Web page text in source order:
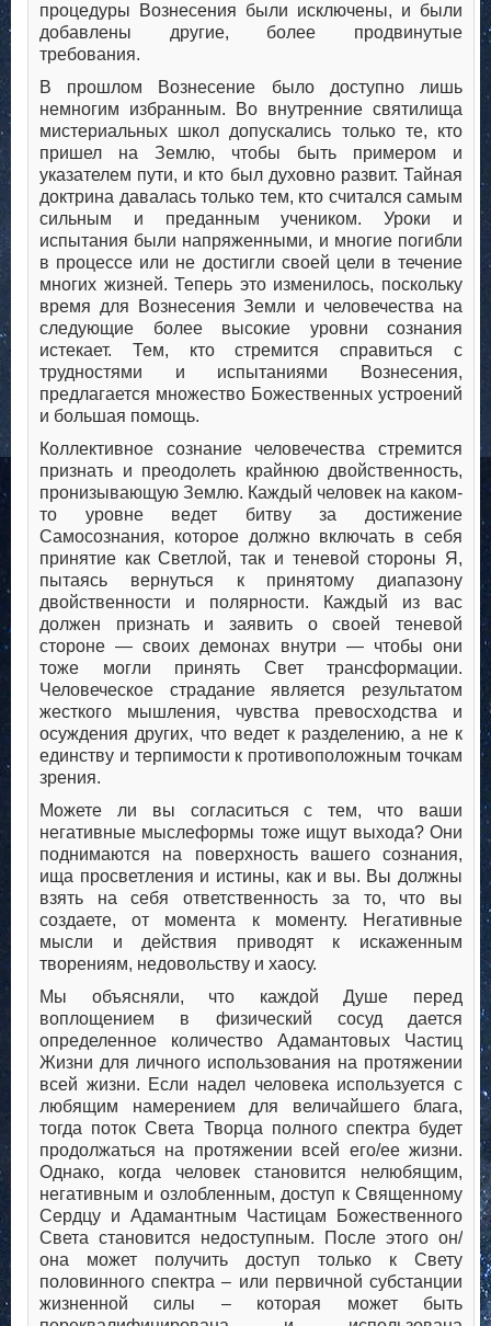
процедуры Вознесения были исключены, и были
добавлены другие, более продвинутые
требования.
В прошлом Вознесение было доступно лишь
немногим избранным. Во внутренние святилища
мистериальных школ допускались только те, кто
пришел на Землю, чтобы быть примером и
указателем пути, и кто был духовно развит. Тайная
доктрина давалась только тем, кто считался самым
сильным и преданным учеником. Уроки и
испытания были напряженными, и многие погибли
в процессе или не достигли своей цели в течение
многих жизней. Теперь это изменилось, поскольку
время для Вознесения Земли и человечества на
следующие более высокие уровни сознания
истекает. Тем, кто стремится справиться с
трудностями и испытаниями Вознесения,
предлагается множество Божественных устроений
и большая помощь.
Коллективное сознание человечества стремится
признать и преодолеть крайнюю двойственность,
пронизывающую Землю. Каждый человек на каком-
то уровне ведет битву за достижение
Самосознания, которое должно включать в себя
принятие как Светлой, так и теневой стороны Я,
пытаясь вернуться к принятому диапазону
двойственности и полярности. Каждый из вас
должен признать и заявить о своей теневой
стороне — своих демонах внутри — чтобы они
тоже могли принять Свет трансформации.
Человеческое страдание является результатом
жесткого мышления, чувства превосходства и
осуждения других, что ведет к разделению, а не к
единству и терпимости к противоположным точкам
зрения.
Можете ли вы согласиться с тем, что ваши
негативные мыслеформы тоже ищут выхода? Они
поднимаются на поверхность вашего сознания,
ища просветления и истины, как и вы. Вы должны
взять на себя ответственность за то, что вы
создаете, от момента к моменту. Негативные
мысли и действия приводят к искаженным
творениям, недовольству и хаосу.
Мы объясняли, что каждой Душе перед
воплощением в физический сосуд дается
определенное количество Адамантовых Частиц
Жизни для личного использования на протяжении
всей жизни. Если надел человека используется с
любящим намерением для величайшего блага,
тогда поток Света Творца полного спектра будет
продолжаться на протяжении всей его/ее жизни.
Однако, когда человек становится нелюбящим,
негативным и озлобленным, доступ к Священному
Сердцу и Адамантным Частицам Божественного
Света становится недоступным. После этого он/
она может получить доступ только к Свету
половинного спектра – или первичной субстанции
жизненной силы – которая может быть